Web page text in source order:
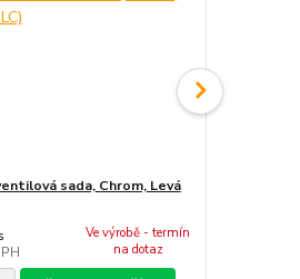
sada, Chrom, Levá
Ve výrobě - termín
na dotaz